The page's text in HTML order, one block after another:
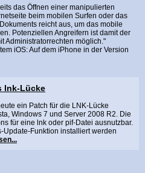
das Öffnen einer manipulierten
beim mobilen Surfen oder das
reicht aus, um das mobile
Potenziellen Angreifern ist damit der
Administratorrechten möglich."
iOS: Auf dem iPhone in der Version
lnk-Lücke
ein Patch für die LNK-Lücke
Windows 7 und Server 2008 R2. Die
für eine lnk oder pif-Datei ausnutzbar.
Update-Funktion installiert werden